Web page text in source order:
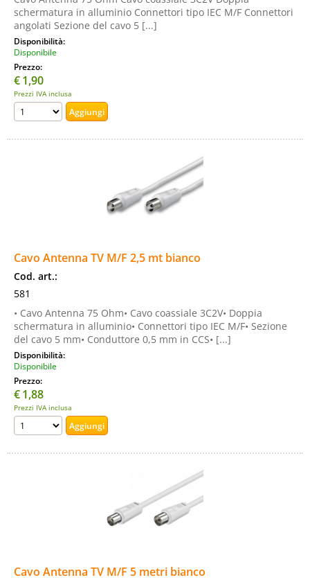
schermatura in alluminio Connettori tipo IEC M/F Connettori
angolati Sezione del cavo 5 [...]
Disponibilità:
Disponibile
Prezzo:
€1,90
Prezzi IVA inclusa
Cavo Antenna TV M/F 2,5 mt bianco
Cod. art.:
581
• Cavo Antenna 75 Ohm• Cavo coassiale 3C2V• Doppia
schermatura in alluminio• Connettori tipo IEC M/F• Sezione
del cavo 5 mm• Conduttore 0,5 mm in CCS• [...]
Disponibilità:
Disponibile
Prezzo:
€1,88
Prezzi IVA inclusa
Cavo Antenna TV M/F 5 metri bianco